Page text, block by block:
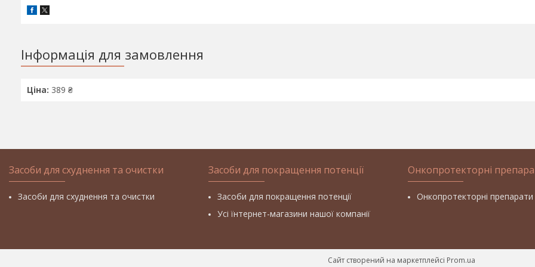
Інформація для замовлення
Ціна: 389 ₴
Засоби для схуднення та очистки
Засоби для схуднення та очистки
Засоби для покращення потенції
Засоби для покращення потенції
Усі їнтернет-магазини нашої компанії
Онкопротекторні
Онкопротекторні препарати
Сайт створений на маркетплейсі Prom.ua